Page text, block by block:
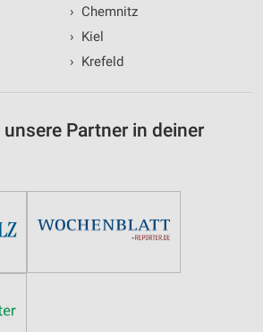
› Chemnitz
› Kiel
› Krefeld
Partner in deiner